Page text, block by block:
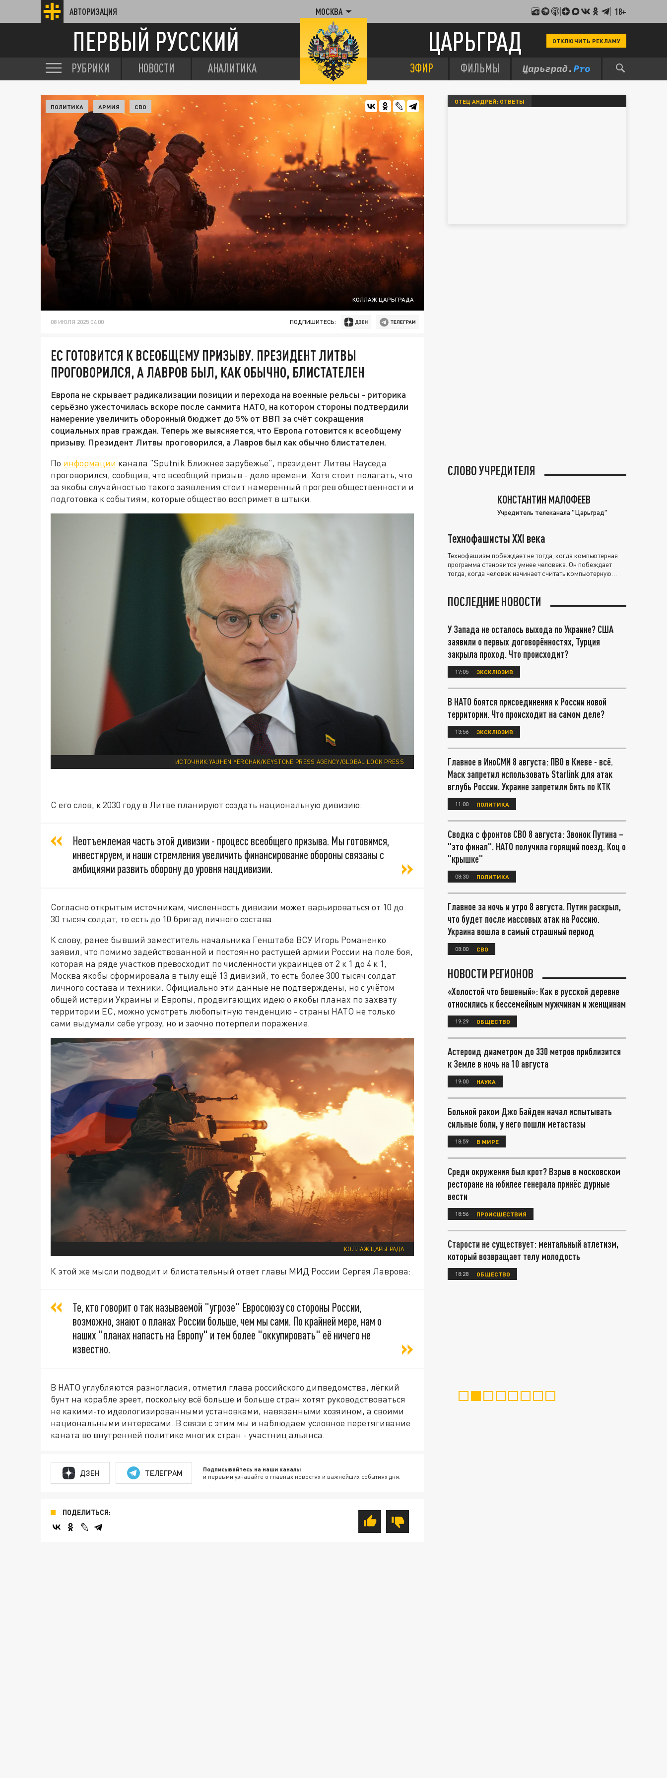
АВТОРИЗАЦИЯ МОСКВА 18+
ПЕРВЫЙ РУССКИЙ ЦАРЬГРАД ОТКЛЮЧИТЬ РЕКЛАМУ
РУБРИКИ НОВОСТИ АНАЛИТИКА ЭФИР ФИЛЬМЫ
КОЛЛАЖ ЦАРЬГРАДА
ПОЛИТИКА АРМИЯ СВО
08 ИЮЛЯ 2025 04:00 ПОДПИШИТЕСЬ:
ЕС ГОТОВИТСЯ К ВСЕОБЩЕМУ ПРИЗЫВУ. ПРЕЗИДЕНТ ЛИТВЫ
ПРОГОВОРИЛСЯ, А ЛАВРОВ БЫЛ, КАК ОБЫЧНО, БЛИСТАТЕЛЕН
Европа не скрывает радикализации позиции и перехода на военные рельсы - риторика
серьёзно ужесточилась вскоре после саммита НАТО, на котором стороны подтвердили
намерение увеличить оборонный бюджет до 5% от ВВП за счёт сокращения
социальных прав граждан. Теперь же выясняется, что Европа готовится к всеобщему
призыву. Президент Литвы проговорился, а Лавров был как обычно блистателен.
По информации канала "Sputnik Ближнее зарубежье", президент Литвы Науседа
проговорился, сообщив, что всеобщий призыв - дело времени. Хотя стоит полагать, что
за якобы случайностью такого заявления стоит намеренный прогрев общественности и
подготовка к событиям, которые общество воспримет в штыки.
ИСТОЧНИК:YAUHEN YERCHAK/KEYSTONE PRESS AGENCY/GLOBAL LOOK PRESS
С его слов, к 2030 году в Литве планируют создать национальную дивизию:
Неотъемлемая часть этой дивизии - процесс всеобщего призыва. Мы готовимся,
инвестируем, и наши стремления увеличить финансирование обороны связаны с
амбициями развить оборону до уровня нацдивизии.
Согласно открытым источникам, численность дивизии может варьироваться от 10 до
30 тысяч солдат, то есть до 10 бригад личного состава.
К слову, ранее бывший заместитель начальника Генштаба ВСУ Игорь Романенко
заявил, что помимо задействованной и постоянно растущей армии России на поле боя,
которая на ряде участков превосходит по численности украинцев от 2 к 1 до 4 к 1,
Москва якобы сформировала в тылу ещё 13 дивизий, то есть более 300 тысяч солдат
личного состава и техники. Официально эти данные не подтверждены, но с учётом
общей истерии Украины и Европы, продвигающих идею о якобы планах по захвату
территории ЕС, можно усмотреть любопытную тенденцию - страны НАТО не только
сами выдумали себе угрозу, но и заочно потерпели поражение.
КОЛЛАЖ ЦАРЬГРАДА
К этой же мысли подводит и блистательный ответ главы МИД России Сергея Лаврова:
Те, кто говорит о так называемой "угрозе" Евросоюзу со стороны России,
возможно, знают о планах России больше, чем мы сами. По крайней мере, нам о
наших "планах напасть на Европу" и тем более "оккупировать" её ничего не
известно.
В НАТО углубляются разногласия, отметил глава российского дипведомства, лёгкий
бунт на корабле зреет, поскольку всё больше и больше стран хотят руководствоваться
не какими-то идеологизированными установками, навязанными хозяином, а своими
национальными интересами. В связи с этим мы и наблюдаем условное перетягивание
каната во внутренней политике многих стран - участниц альянса.
ДЗЕН ТЕЛЕГРАМ Подписывайтесь на наши каналы
и первыми узнавайте о главных новостях и важнейших событиях дня.
ПОДЕЛИТЬСЯ:
ОТЕЦ АНДРЕЙ: ОТВЕТЫ
СЛОВО УЧРЕДИТЕЛЯ
КОНСТАНТИН МАЛОФЕЕВ
Учредитель телеканала "Царьград"
Технофашисты XXI века
Технофашизм побеждает не тогда, когда компьютерная
программа становится умнее человека. Он побеждает
тогда, когда человек начинает считать компьютерную
ПОСЛЕДНИЕ НОВОСТИ
У Запада не осталось выхода по Украине? США
заявили о первых договорённостях, Турция
закрыла проход. Что происходит?
17:05 ЭКСКЛЮЗИВ
В НАТО боятся присоединения к России новой
территории. Что происходит на самом деле?
13:56 ЭКСКЛЮЗИВ
Главное в ИноСМИ 8 августа: ПВО в Киеве - всё.
Маск запретил использовать Starlink для атак
вглубь России. Украине запретили бить по КТК
11:00 ПОЛИТИКА
Сводка с фронтов СВО 8 августа: Звонок Путина –
"это финал". НАТО получила горящий поезд. Коц о
"крышке"
08:30 ПОЛИТИКА
Главное за ночь и утро 8 августа. Путин раскрыл,
что будет после массовых атак на Россию.
Украина вошла в самый страшный период
08:00 СВО
НОВОСТИ РЕГИОНОВ
«Холостой что бешеный»: Как в русской деревне
относились к бессемейным мужчинам и женщинам
19:29 ОБЩЕСТВО
Астероид диаметром до 330 метров приблизится
к Земле в ночь на 10 августа
19:00 НАУКА
Больной раком Джо Байден начал испытывать
сильные боли, у него пошли метастазы
18:59 В МИРЕ
Среди окружения был крот? Взрыв в московском
ресторане на юбилее генерала принёс дурные
вести
18:56 ПРОИСШЕСТВИЯ
Старости не существует: ментальный атлетизм,
который возвращает телу молодость
18:28 ОБЩЕСТВО